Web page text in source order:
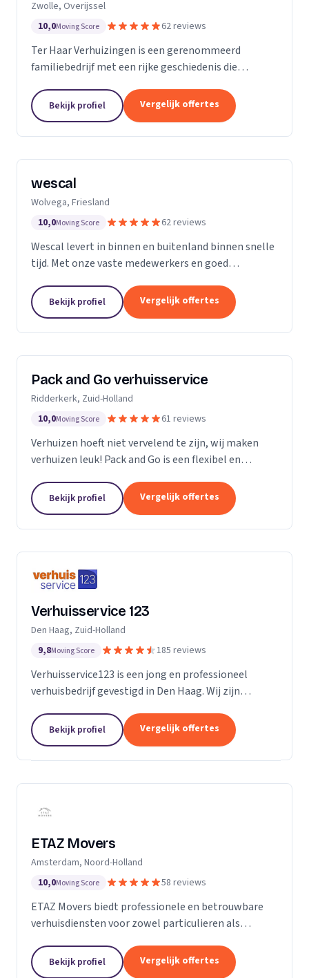
Zwolle, Overijssel
10,0Moving Score 62 reviews
Ter Haar Verhuizingen is een gerenommeerd
familiebedrijf met een rijke geschiedenis die
gespecialiseerd in het bieden van naadloze en
zorgeloze verhuisdiensten...
Bekijk profiel Vergelijk offertes
wescal
Wolvega, Friesland
10,0Moving Score 62 reviews
Wescal levert in binnen en buitenland binnen snelle
tijd. Met onze vaste medewerkers en goed
na wat we beloven. Door goede
kwaliteitsvoertuigen te...
Bekijk profiel Vergelijk offertes
Pack and Go verhuisservice
Ridderkerk, Zuid-Holland
10,0Moving Score 61 reviews
Verhuizen hoeft niet vervelend te zijn, wij maken
verhuizen leuk! Pack and Go is een flexibel en
al uw verhuizingen. Met ons team van...
Bekijk profiel Vergelijk offertes
Verhuisservice 123
Den Haag, Zuid-Holland
9,8Moving Score 185 reviews
Verhuisservice123 is een jong en professioneel
verhuisbedrijf gevestigd in Den Haag. Wij zijn
bieden een complete en zorgeloze verhuisservice.
Met een ervaren team werken wij efficiënt,
zorgvuldig en tegen transparante uurtarieven.
Bekijk profiel Vergelijk offertes
ETAZ Movers
Amsterdam, Noord-Holland
10,0Moving Score 58 reviews
ETAZ Movers biedt professionele en betrouwbare
verhuisdiensten voor zowel particulieren als
persoonlijke aanpak, zodat elke verhuizing efficiënt
en zonder stress verloopt. Ons team werkt
Bekijk profiel Vergelijk offertes